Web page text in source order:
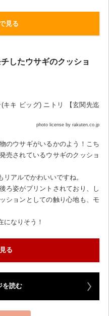
見る
したウサギのクッショ
photo license by rakuten.co.jp
のウサギがいるかのよう！こち
売されているウサギのクッショ
アルでかわいいですね。
ろ姿がプリントされており、し
ションとしての触り心地も、モ
になりそう！
る
を読む